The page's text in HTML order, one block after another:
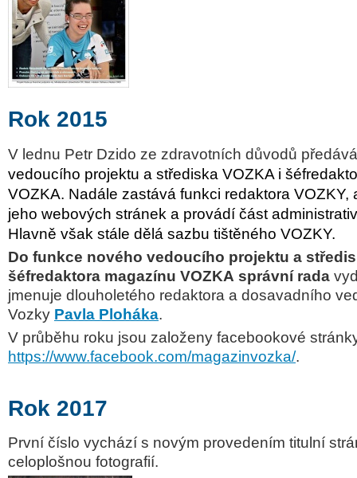
Rok 2015
V lednu Petr Dzido ze zdravotních důvodů
vedoucího projektu a střediska VOZKA i
VOZKA. Nadále zastává funkci redaktora VOZKY,
jeho webových stránek a provádí část
Hlavně však stále dělá sazbu tištěného VOZKY.
Do funkce nového vedoucího projektu a
šéfredaktora magazínu VOZKA správnírada
jmenuje dlouholetého redaktora a dosavadního
Vozky Pavla Ploháka.
V průběhu roku jsou založeny facebookové
https://www.facebook.com/magazinvozka/.
Rok 2017
První číslo vychází s novým provedením titulní
celoplošnou fotografií.